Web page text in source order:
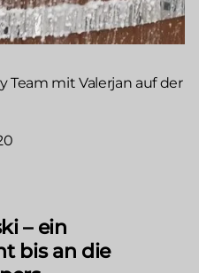
Team mit Valerjan auf der
– ein
bis an die